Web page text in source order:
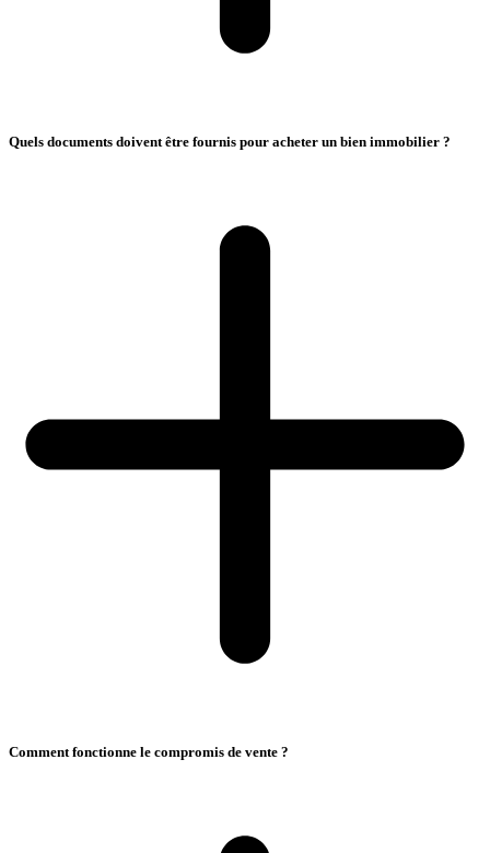
Quels documents doivent être fournis pour acheter un bien immobilier ?
Comment fonctionne le compromis de vente ?